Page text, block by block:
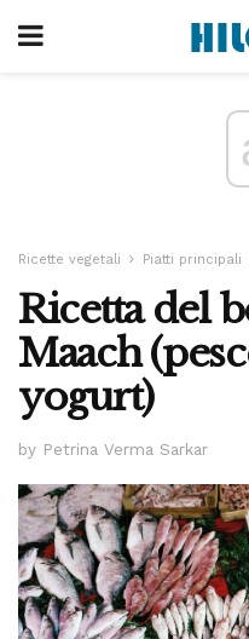
Ricette vegetali Piatti principali
Ricetta del
Maach
yogurt)
by Petrina Verma Sarkar